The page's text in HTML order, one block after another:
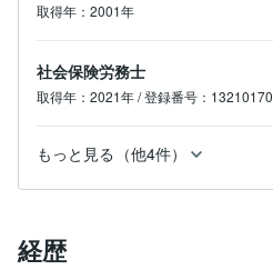
取得年：2001年
社会保険労務士
取得年：2021年 / 登録番号：13210170
もっと見る（他4件）
経歴